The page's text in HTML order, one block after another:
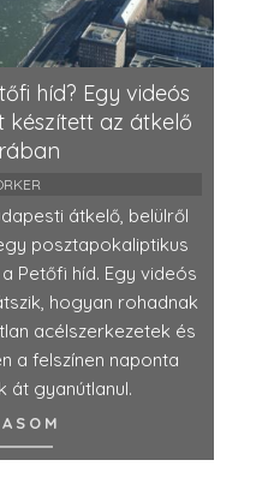
híd? Egy videós
készített az átkelő
átkelő, belülről
posztapokaliptikus
Petőfi híd. Egy videós
hogyan rohadnak
acélszerkezetek és
a felszínen naponta
át gyanútlanul.